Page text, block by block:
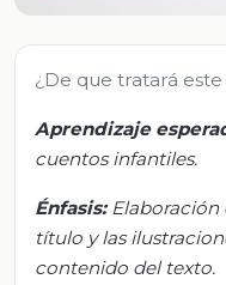
¿De que tratará
Aprendizaje
cuentos infantiles.
Énfasis:Elaboración
título y las
contenido del texto.